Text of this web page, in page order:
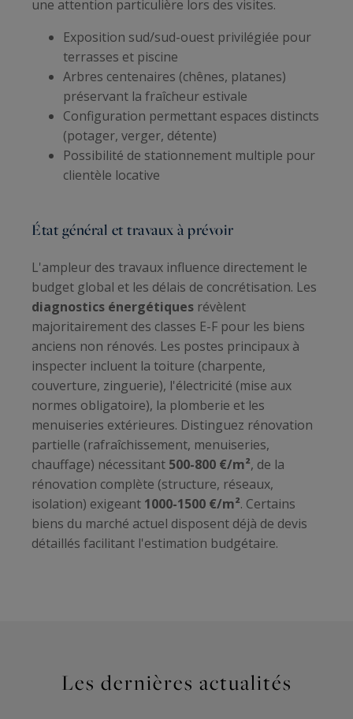
une attention particulière lors des visites.
Exposition sud/sud-ouest privilégiée pour
terrasses et piscine
Arbres centenaires (chênes, platanes)
préservant la fraîcheur estivale
Configuration permettant espaces distincts
(potager, verger, détente)
Possibilité de stationnement multiple pour
clientèle locative
État général et travaux à prévoir
L'ampleur des travaux influence directement le
budget global et les délais de concrétisation. Les
diagnostics énergétiques révèlent
majoritairement des classes E-F pour les biens
anciens non rénovés. Les postes principaux à
inspecter incluent la toiture (charpente,
couverture, zinguerie), l'électricité (mise aux
normes obligatoire), la plomberie et les
menuiseries extérieures. Distinguez rénovation
partielle (rafraîchissement, menuiseries,
chauffage) nécessitant 500-800 €/m², de la
rénovation complète (structure, réseaux,
isolation) exigeant 1000-1500 €/m². Certains
biens du marché actuel disposent déjà de devis
détaillés facilitant l'estimation budgétaire.
Les dernières actualités